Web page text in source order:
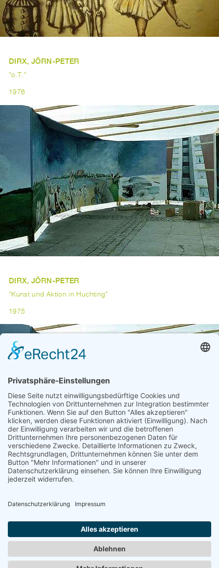
DIRX, JÖRN-PETER
"o.T."
1976
DIRX, JÖRN-PETER
"Kunst und Aktion in Huchting"
1975
DIRX, JÖRN-PETER